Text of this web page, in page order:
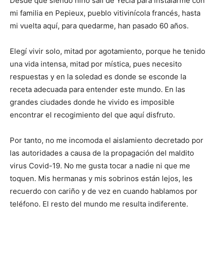
mi familia en Pepieux, pueblo vitivinícola francés, hasta
mi vuelta aquí, para quedarme, han pasado 60 años.
Elegí vivir solo, mitad por agotamiento, porque he tenido
una vida intensa, mitad por mística, pues necesito
respuestas y en la soledad es donde se esconde la
receta adecuada para entender este mundo. En las
grandes ciudades donde he vivido es imposible
encontrar el recogimiento del que aquí disfruto.
Por tanto, no me incomoda el aislamiento decretado por
las autoridades a causa de la propagación del maldito
virus Covid-19. No me gusta tocar a nadie ni que me
toquen. Mis hermanas y mis sobrinos están lejos, les
recuerdo con cariño y de vez en cuando hablamos por
teléfono. El resto del mundo me resulta indiferente.